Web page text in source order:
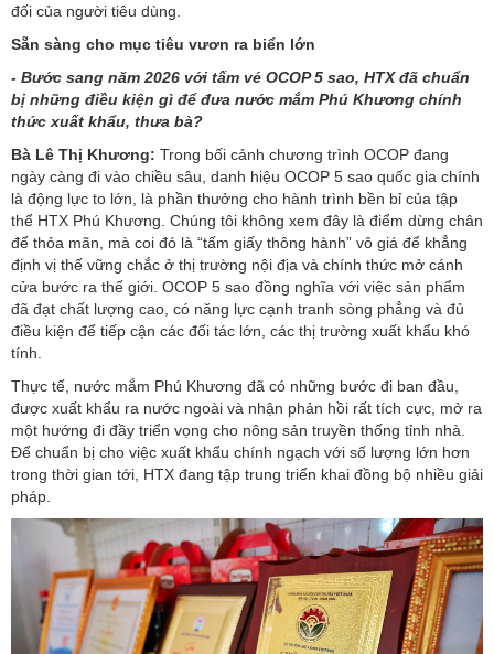
đối của người tiêu dùng.
Sẵn sàng cho mục tiêu vươn ra biển lớn
- Bước sang năm 2026 với tấm vé OCOP 5 sao, HTX đã chuẩn
bị những điều kiện gì để đưa nước mắm Phú Khương chính
thức xuất khẩu, thưa bà?
Bà Lê Thị Khương: Trong bối cảnh chương trình OCOP đang
ngày càng đi vào chiều sâu, danh hiệu OCOP 5 sao quốc gia chính
là động lực to lớn, là phần thưởng cho hành trình bền bỉ của tập
thể HTX Phú Khương. Chúng tôi không xem đây là điểm dừng chân
để thỏa mãn, mà coi đó là “tấm giấy thông hành” vô giá để khẳng
định vị thế vững chắc ở thị trường nội địa và chính thức mở cánh
cửa bước ra thế giới. OCOP 5 sao đồng nghĩa với việc sản phẩm
đã đạt chất lượng cao, có năng lực cạnh tranh sòng phẳng và đủ
điều kiện để tiếp cận các đối tác lớn, các thị trường xuất khẩu khó
tính.
Thực tế, nước mắm Phú Khương đã có những bước đi ban đầu,
được xuất khẩu ra nước ngoài và nhận phản hồi rất tích cực, mở ra
một hướng đi đầy triển vọng cho nông sản truyền thống tỉnh nhà.
Để chuẩn bị cho việc xuất khẩu chính ngạch với số lượng lớn hơn
trong thời gian tới, HTX đang tập trung triển khai đồng bộ nhiều giải
pháp.